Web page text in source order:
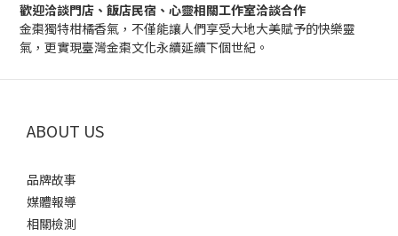
歡迎洽談門店、飯店民宿、心靈相關工作室洽談合作
金棗獨特柑橘香氣，不僅能讓人們享受大地大美賦予的快樂靈
氣，更實現臺灣金棗文化永續延續下個世紀。
ABOUT US
品牌故事
媒體報導
相關檢測